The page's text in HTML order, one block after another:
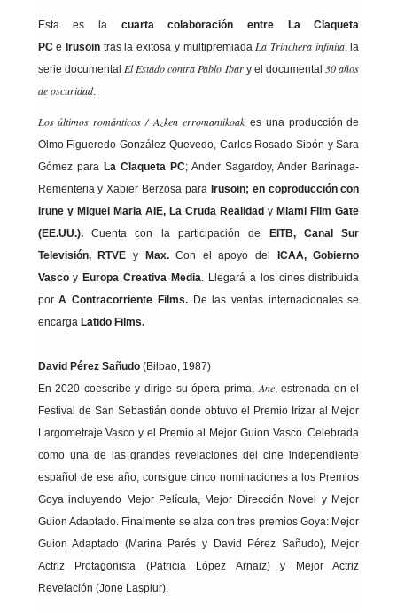
Esta es la cuarta colaboración entre La Claqueta
PCe Irusoin tras la exitosa y multipremiadaLa Trinchera infinita, la
serie documental El Estado contra Pablo Ibary el documental30 años
de oscuridad.
Los últimos románticos / Azken erromantikoak es una producción de
Olmo Figueredo González-Quevedo, Carlos Rosado Sibón y Sara
Gómez para La Claqueta PC; Ander Sagardoy, Ander Barinaga-
Rementeria y Xabier Berzosa para Irusoin; en coproducción con
Irune y Miguel Maria AIE, La Cruda Realidady Miami Film Gate
(EE.UU.). Cuenta con la participación de
EITB, Canal Sur
Televisión, RTVE y Max.Con el apoyo del
ICAA, Gobierno
Vascoy Europa Creativa Media. Llegará a los cines distribuida
porA Contracorriente Films. De las ventas internacionales se
encarga Latido Films.
David Pérez Sañudo (Bilbao, 1987)
En 2020 coescribe y dirige su ópera prima,Ane, estrenada en el
Festival de San Sebastián donde obtuvo el Premio Irizar al Mejor
Largometraje Vasco y el Premio al Mejor Guion Vasco. Celebrada
como una de las grandes revelaciones del cine independiente
español de ese año, consigue cinco nominaciones a los Premios
Goya incluyendo Mejor Película, Mejor Dirección Novel y Mejor
Guion Adaptado. Finalmente se alza con tres premios Goya: Mejor
Guion Adaptado (Marina Parés y David Pérez Sañudo), Mejor
Actriz Protagonista (Patricia López Arnaiz) y Mejor Actriz
Revelación (Jone Laspiur).